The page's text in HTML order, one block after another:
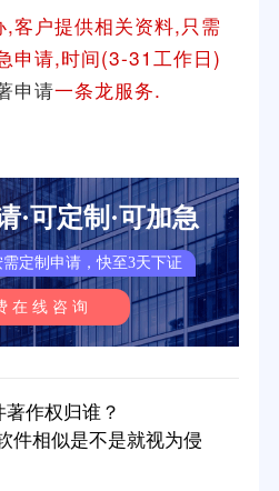
户提供相关资料,只需
申请,时间(3-31工作日)
申请一条龙服务.
·可定制·可加急
定制申请，快至3天下证
在 线 咨 询
作权归谁？
件相似是不是就视为侵